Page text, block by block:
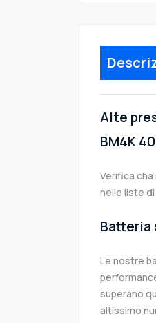
Alte
BM4K
Verifica
nelle liste
Batteria
Le nostre
superano
altissimo